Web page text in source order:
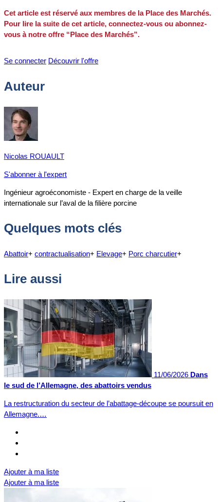
Cet article est réservé aux membres de la Place des Marchés.
Pour lire la suite de cet article, connectez-vous ou abonnez-
vous à notre offre “Place des Marchés”.
Se connecter Découvrir l'offre
Auteur
Nicolas ROUAULT
S'abonner à l'expert
Ingénieur agroéconomiste - Expert en charge de la veille
internationale sur l’aval de la filière porcine
Quelques mots clés
Abattoir+ contractualisation+ Elevage+ Porc charcutier+
Lire aussi
11/06/2026 Dans
le sud de l’Allemagne, des abattoirs vendus
La restructuration du secteur de l’abattage-découpe se poursuit en
Allemagne.…
Ajouter à ma liste
Ajouter à ma liste